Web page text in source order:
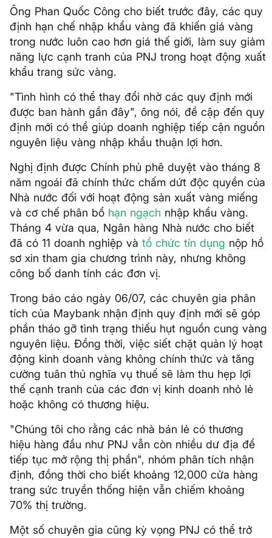
Ông Phan Quốc Công cho biết trước đây, các quy
định hạn chế nhập khẩu vàng đã khiến giá vàng
trong nước luôn cao hơn giá thế giới, làm suy giảm
năng lực cạnh tranh của PNJ trong hoạt động xuất
khẩu trang sức vàng.
"Tình hình có thể thay đổi nhờ các quy định mới
được ban hành gần đây", ông nói, đề cập đến quy
định mới có thể giúp doanh nghiệp tiếp cận nguồn
nguyên liệu vàng nhập khẩu thuận lợi hơn.
Nghị định được Chính phủ phê duyệt vào tháng 8
năm ngoái đã chính thức chấm dứt độc quyền của
Nhà nước đối với hoạt động sản xuất vàng miếng
và cơ chế phân bổ hạn ngạch nhập khẩu vàng.
Tháng 4 vừa qua, Ngân hàng Nhà nước cho biết
đã có 11 doanh nghiệp và tổ chức tín dụng nộp hồ
sơ xin tham gia chương trình này, nhưng không
công bố danh tính các đơn vị.
Trong báo cáo ngày 06/07, các chuyên gia phân
tích của Maybank nhận định quy định mới sẽ góp
phần tháo gỡ tình trạng thiếu hụt nguồn cung vàng
nguyên liệu. Đồng thời, việc siết chặt quản lý hoạt
động kinh doanh vàng không chính thức và tăng
cường tuân thủ nghĩa vụ thuế sẽ làm thu hẹp lợi
thế cạnh tranh của các đơn vị kinh doanh nhỏ lẻ
hoặc không có thương hiệu.
"Chúng tôi cho rằng các nhà bán lẻ có thương
hiệu hàng đầu như PNJ vẫn còn nhiều dư địa để
tiếp tục mở rộng thị phần", nhóm phân tích nhận
định, đồng thời cho biết khoảng 12,000 cửa hàng
trang sức truyền thống hiện vẫn chiếm khoảng
70% thị trường.
Một số chuyên gia cũng kỳ vọng PNJ có thể trở